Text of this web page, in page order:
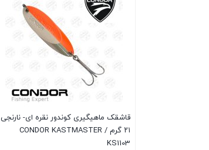
قاشقک ماهیگیری کوندور نقره ای- نارنجی
۲۱ گرم / CONDOR KASTMASTER
KS1103